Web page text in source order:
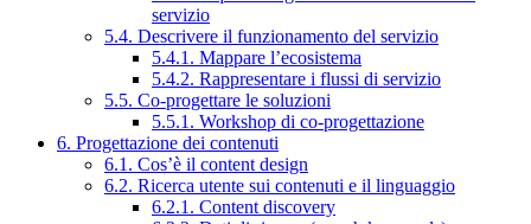
servizio
5.4. Descrivere il funzionamento del servizio
5.4.1. Mappare l’ecosistema
5.4.2. Rappresentare i flussi di servizio
5.5. Co-progettare le soluzioni
5.5.1. Workshop di co-progettazione
6. Progettazione dei contenuti
6.1. Cos’è il content design
6.2. Ricerca utente sui contenuti e il linguaggio
6.2.1. Content discovery